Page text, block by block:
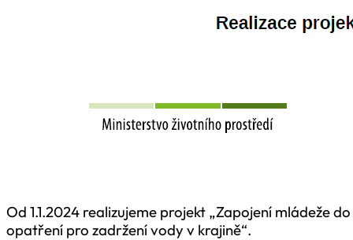
Od 1.1.2024 realizujeme projekt „Zapojení mládeže
opatření pro zadržení vody v krajině“.